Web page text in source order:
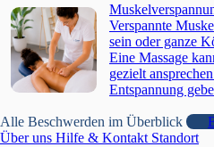
Verspannte
sein oder ganze
Eine Massage
gezielt
Entspannung
Alle Beschwerden im Überblick
Über uns Hilfe & Kontakt Standort